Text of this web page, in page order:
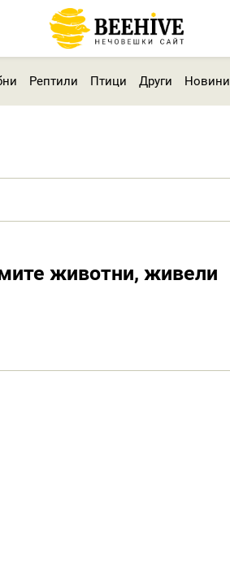
Рептили Птици Други Новини
животни, живели